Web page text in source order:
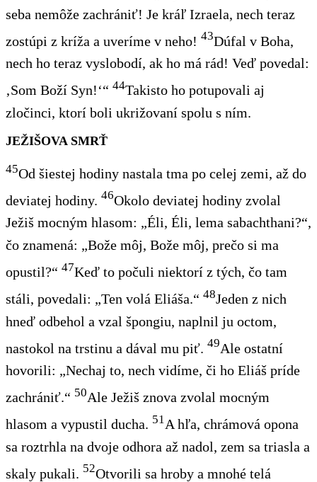
seba nemôže zachrániť! Je kráľ Izraela, nech teraz
zostúpi z kríža a uveríme v neho! 43Dúfal v Boha,
nech ho teraz vyslobodí, ak ho má rád! Veď povedal:
‚Som Boží Syn!‘“ 44Takisto ho potupovali aj
zločinci, ktorí boli ukrižovaní spolu s ním.
JEŽIŠOVA SMRŤ
45Od šiestej hodiny nastala tma po celej zemi, až do
deviatej hodiny. 46Okolo deviatej hodiny zvolal
Ježiš mocným hlasom: „Éli, Éli, lema sabachthani?“,
čo znamená: „Bože môj, Bože môj, prečo si ma
opustil?“ 47Keď to počuli niektorí z tých, čo tam
stáli, povedali: „Ten volá Eliáša.“ 48Jeden z nich
hneď odbehol a vzal špongiu, naplnil ju octom,
nastokol na trstinu a dával mu piť. 49Ale ostatní
hovorili: „Nechaj to, nech vidíme, či ho Eliáš príde
zachrániť.“ 50Ale Ježiš znova zvolal mocným
hlasom a vypustil ducha. 51A hľa, chrámová opona
sa roztrhla na dvoje odhora až nadol, zem sa triasla a
skaly pukali.
52Otvorili sa hroby a mnohé telá